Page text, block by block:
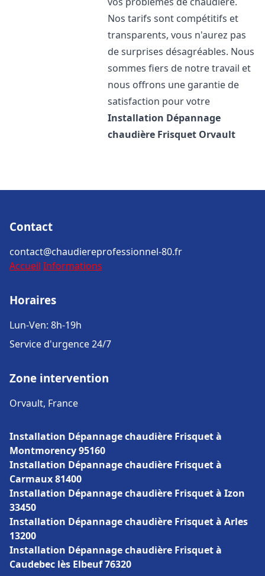
Nos tarifs sont compétitifs et
transparents, vous n'aurez pas
de surprises désagréables. Nous
sommes fiers de notre travail et
nous offrons une garantie de
satisfaction pour votre
Installation Dépannage
chaudière Frisquet Orvault
Contact
contact@chaudiereprofessionnel-80.fr
Accueil Informations
Horaires
Lun-Ven: 8h-19h
Service d'urgence 24/7
Zone intervention
Orvault, France
Installation Dépannage chaudière Frisquet à
Montmorency 95160
Installation Dépannage chaudière Frisquet à
Carmaux 81400
Installation Dépannage chaudière Frisquet à Izon
33450
Installation Dépannage chaudière Frisquet à Arles
13200
Installation Dépannage chaudière Frisquet à
Caudebec lès Elbeuf 76320